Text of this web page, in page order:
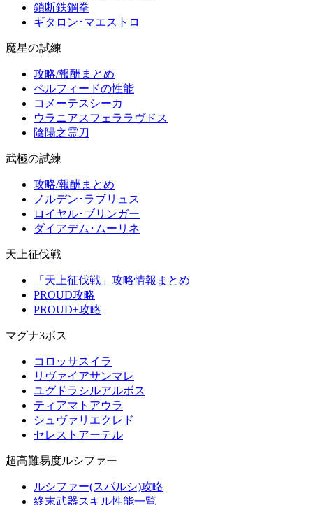
鎖断鉄鋼拳
ギタロン･マエストロ
魔星の試練
攻略/報酬まとめ
ペルフィードの性能
コメーテスシーカ
ウラニアスフェララヴドス
陰陽之霊刀
武極の試練
攻略/報酬まとめ
ノルデン･ラブリュス
ロイヤル･ブリンガー
ダイアデム･ムーリネ
天上征伐戦
「天上征伐戦」攻略情報まとめ
PROUD攻略
PROUD+攻略
マグナ3ボス
コロッサスイラ
リヴァイアサンマレ
ユグドラシルアルボス
ティアマトアウラ
シュヴァリエクレド
セレストアーテル
超高難易度ルシファー
ルシファー(スパルシ)攻略
終末武器スキル性能一覧